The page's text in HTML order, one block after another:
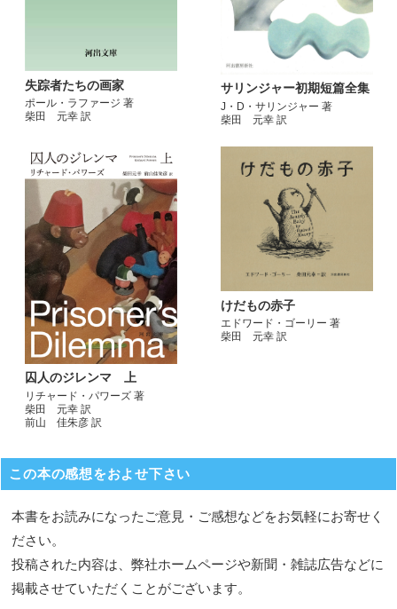
失踪者たちの画家
ポール・ラファージ 著
柴田 元幸 訳
サリンジャー初期短篇全集
J・D・サリンジャー 著
柴田 元幸 訳
囚人のジレンマ 上
リチャード・パワーズ 著
柴田 元幸 訳
前山 佳朱彦 訳
けだもの赤子
エドワード・ゴーリー 著
柴田 元幸 訳
この本の感想をおよせ下さい
本書をお読みになったご意見・ご感想などをお気軽にお寄せく
ださい。
投稿された内容は、弊社ホームページや新聞・雑誌広告などに
掲載させていただくことがございます。